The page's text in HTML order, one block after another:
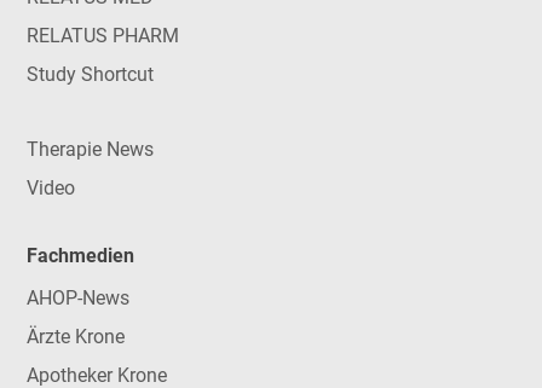
RELATUS PHARM
Study Shortcut
Therapie News
Video
Fachmedien
AHOP-News
Ärzte Krone
Apotheker Krone